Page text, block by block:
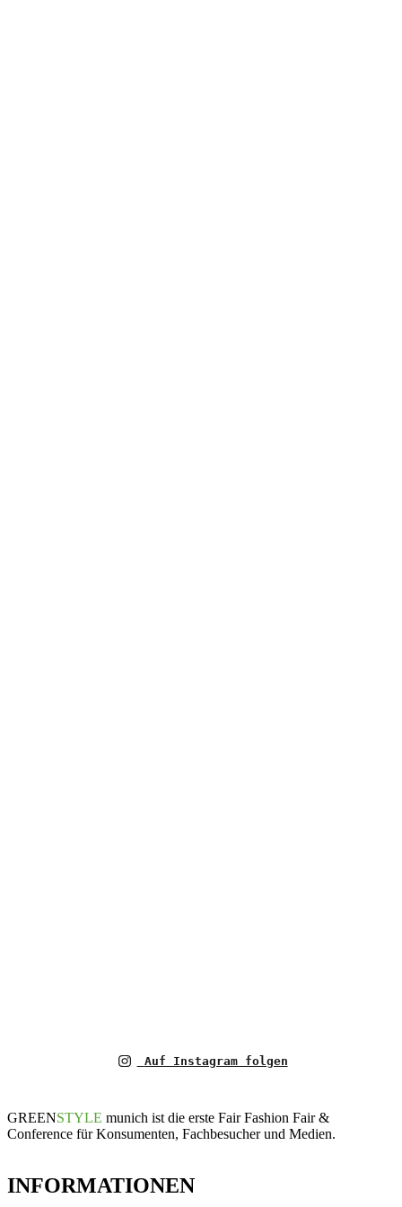
Auf Instagram folgen
GREENSTYLE munich ist die erste Fair Fashion Fair &
Conference für Konsumenten, Fachbesucher und Medien.
INFORMATIONEN